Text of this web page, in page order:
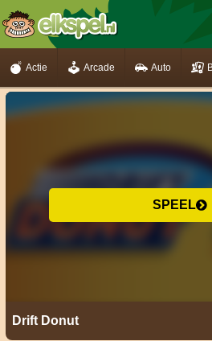
Actie Arcade Auto
SPEEL
Drift Donut